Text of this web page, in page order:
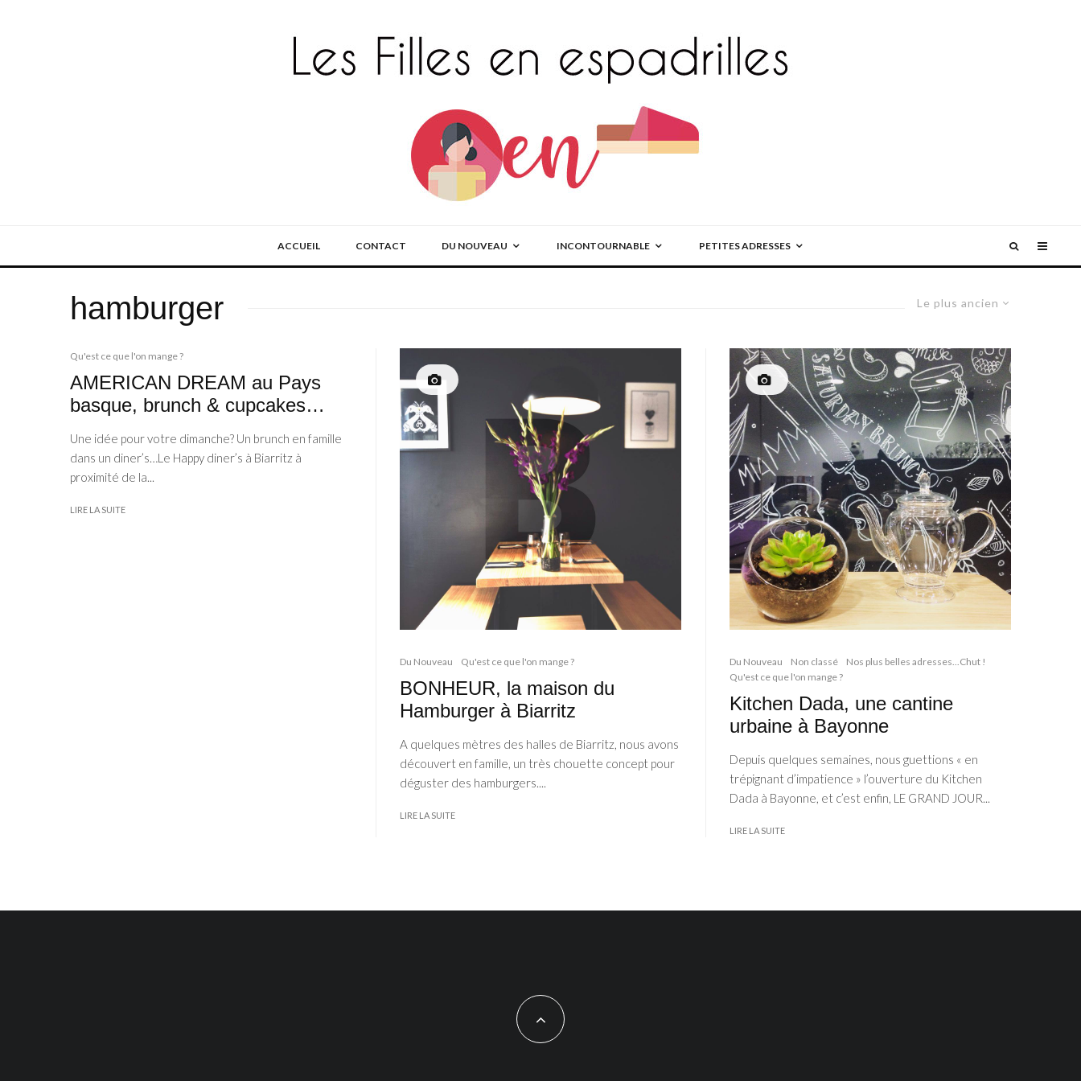
ACCUEIL CONTACT DU NOUVEAU INCONTOURNABLE PETITES ADRESSES
Le plus ancien
hamburger
Qu'est ce que l'on mange ?
AMERICAN DREAM au Pays
basque, brunch & cupcakes…
Une idée pour votre dimanche? Un brunch en famille
dans un diner’s…Le Happy diner’s à Biarritz à
proximité de la...
LIRE LA SUITE
Du Nouveau Qu'est ce que l'on mange ?
BONHEUR, la maison du
Hamburger à Biarritz
A quelques mètres des halles de Biarritz, nous avons
découvert en famille, un très chouette concept pour
déguster des hamburgers....
LIRE LA SUITE
Du Nouveau Non classé
Nos plus belles adresses...Chut !
Qu'est ce que l'on mange ?
Kitchen Dada, une cantine
urbaine à Bayonne
Depuis quelques semaines, nous guettions « en
trépignant d’impatience » l’ouverture du Kitchen
Dada à Bayonne, et c’est enfin, LE GRAND JOUR...
LIRE LA SUITE